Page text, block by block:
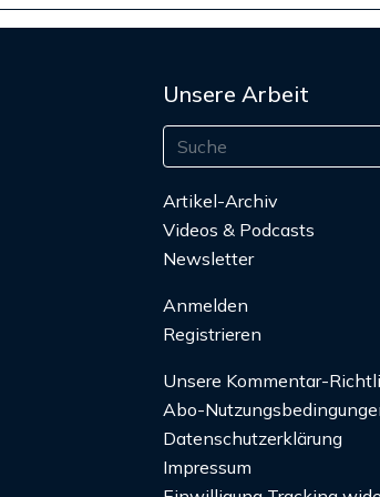
Unsere Arbeit
Artikel-Archiv
Videos & Podcasts
Newsletter
Anmelden
Registrieren
Unsere Kommentar-
Abo-
Datenschutzerklärung
Impressum